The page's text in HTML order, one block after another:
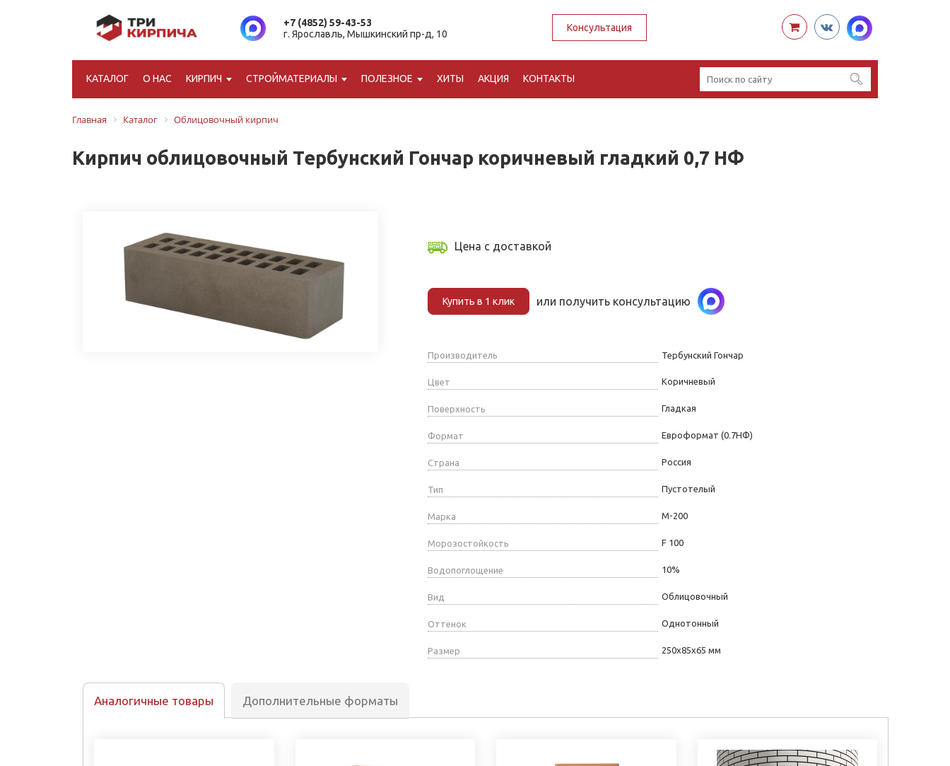
+7 (4852) 59-43-53
г. Ярославль, Мышкинский пр-д, 10
Консультация
КАТАЛОГ О НАС КИРПИЧ СТРОЙМАТЕРИАЛЫ ПОЛЕЗНОЕ ХИТЫ АКЦИЯ КОНТАКТЫ
Главная Каталог Облицовочный кирпич
Кирпич облицовочный Тербунский Гончар коричневый гладкий 0,7 НФ
Цена с доставкой
Купить в 1 клик или получить консультацию
Производитель Тербунский Гончар
Цвет Коричневый
Поверхность Гладкая
Формат Евроформат (0.7НФ)
Страна Россия
Тип Пустотелый
Марка М-200
Морозостойкость F 100
Водопоглощение 10%
Вид Облицовочный
Оттенок Однотонный
Размер 250х85х65 мм
Аналогичные товары Дополнительные форматы